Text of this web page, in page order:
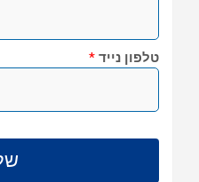
טלפון נייד *